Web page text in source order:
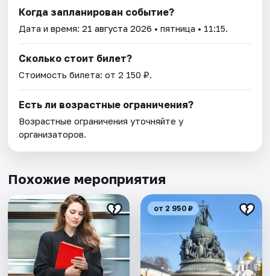
Когда запланирован событие?
Дата и время:21 августа 2026 • пятница • 11:15.
Сколько стоит билет?
Стоимость билета: от 2 150 ₽.
Есть ли возрастные ограничения?
Возрастные ограничения уточняйте у
организаторов.
Похожие мероприятия
от 2 950 ₽